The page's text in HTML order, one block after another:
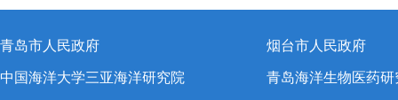
青岛市人民政府 烟台市人民政府
中国海洋大学三亚海洋研究院 青岛海洋生物医药研